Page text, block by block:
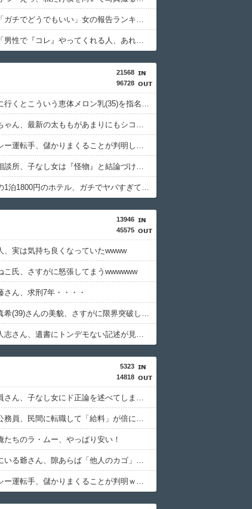
【画像】男が「ガチでどうでもいい」女の報告ランキング、圧倒的第１位と言えば『コレ』w w w w w w w w w w
【画像】女性「男性で『コレ』やってくれる人、あれ、嬉しいですw」→まさかの行為がこちらw w w w w w w w w
21568
96728
【画像】風俗に行くとこういう恵体メロン乳(35)を指名してしまう奴wwwww
【画像】あのちゃん、最新の太ももがあまりにもシコすぎる件
【悲報】タクシー運転手、儲かりまくることが判明してしまう
【朗報】結婚相談所、子なし女は『怪物』と結論づけてしまうwwwwww
【悲報】大阪の1泊1800円のホテル、ガチでヤバすぎて炎上wwwwww
13946
45575
、実は気持ち良くなっていたwwww
こ氏、さすがに怒張してまうwwwwww
さん、求刑7年・・・・
【画像】後藤真希(39)さんの美貌、さすがに限界突破していたwww
【画像】松本人志さん、遺書にトンデモない記述が見つかる・・・
5323
14818
結婚相談所職員さん、子なし女にド正論を述べてしまう…
【朗報】ワイ公務員、民間に転職して「給料」が倍になる
たちのラ・ムー、やっぱり安い！
近所のコープにいる爺さん、隙あらば「他人のカゴ」に商品を入れようとする
【悲報】タクシー運転手、儲かりまくることが判明ｗｗｗｗw